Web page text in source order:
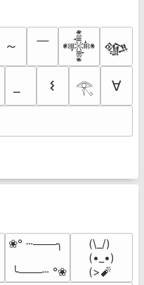
～ ￣ 𒀱 𒀲
𐌔 𓂀 ∀
❀° ┄───╮
╰───┄ °❀
(\_/)
(•_•)
(>🧨